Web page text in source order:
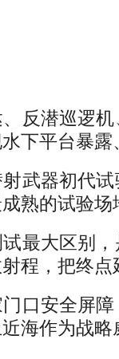
反潜巡逻
下平台暴
武器初代
熟的试验场
最大区别
程，把终
口安全屏
海作为战